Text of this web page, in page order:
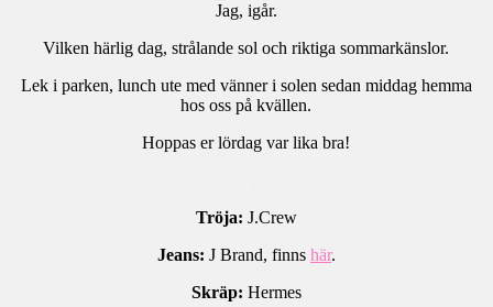
Jag, igår.
Vilken härlig dag, strålande sol och riktiga sommarkänslor.
Lek i parken, lunch ute med vänner i solen sedan middag hemma
hos oss på kvällen.
Hoppas er lördag var lika bra!
Tröja: J.Crew
Jeans: J Brand, finns här.
Skräp: Hermes